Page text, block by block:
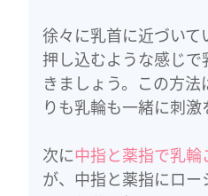
徐々に乳首に近づいて
押し込むような感じ
きましょう。この方
りも乳輪も一緒に刺激
次に中指と薬指で乳
が、中指と薬指にロ